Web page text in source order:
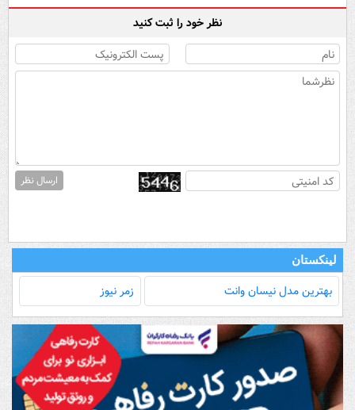
نظر خود را ثبت کنید
ارسال نظر
لینکستان
بهترین مدل‌ نیسان وانت زمر نیوز